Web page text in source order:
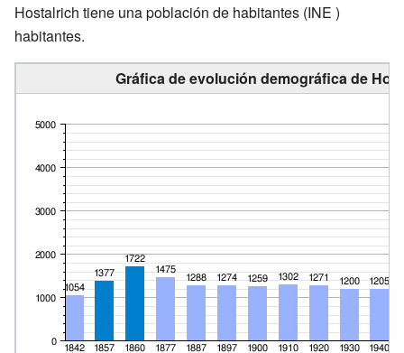
Hostalrich tiene una población de habitantes (INE )
habitantes.
Gráfica de evolución demográfica de